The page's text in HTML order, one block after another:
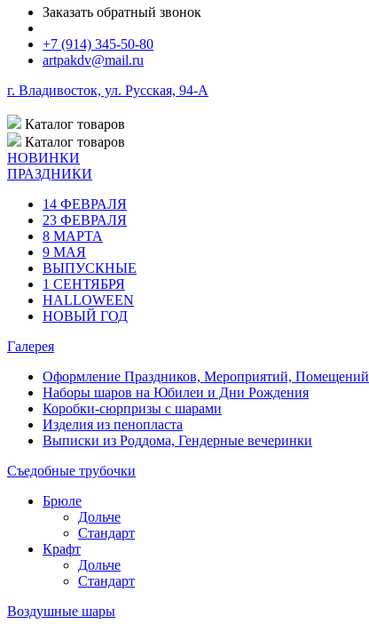
Заказать обратный звонок
+7 (914) 345-50-80
artpakdv@mail.ru
г. Владивосток, ул. Русская, 94-А
Каталог товаров
Каталог товаров
НОВИНКИ
ПРАЗДНИКИ
14 ФЕВРАЛЯ
23 ФЕВРАЛЯ
8 МАРТА
9 МАЯ
ВЫПУСКНЫЕ
1 СЕНТЯБРЯ
HALLOWEEN
НОВЫЙ ГОД
Галерея
Оформление Праздников, Мероприятий, Помещений
Наборы шаров на Юбилеи и Дни Рождения
Коробки-сюрпризы с шарами
Изделия из пенопласта
Выписки из Роддома, Гендерные вечеринки
Съедобные трубочки
Брюле
Дольче
Стандарт
Крафт
Дольче
Стандарт
Воздушные шары